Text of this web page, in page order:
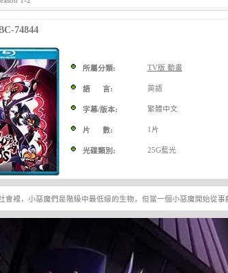
74844
所屬分類: TV版 動畫
語 言: 英語
字幕/版本: 繁體中文
片 數: 1片
光碟類別: 25G藍光
會裡，小惡魔們是階級中最低級的生物，但當一個小惡魔開始從